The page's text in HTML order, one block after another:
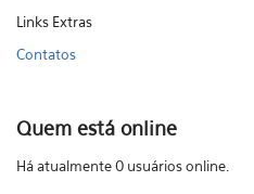
Links Extras
Contatos
Quem está online
Há atualmente 0 usuários online.